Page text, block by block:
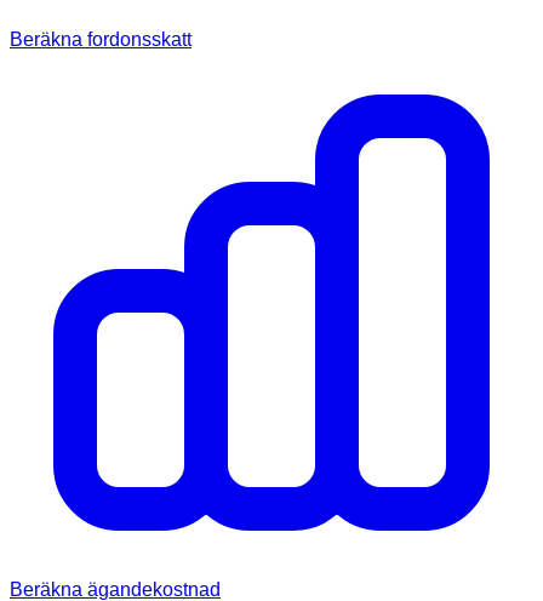
Beräkna fordonsskatt
Beräkna ägandekostnad